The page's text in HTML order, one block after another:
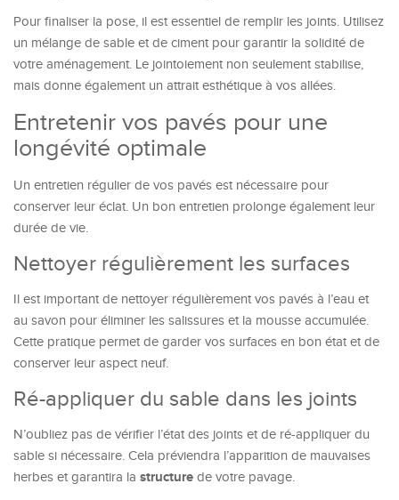
Pour finaliser la pose, il est essentiel de remplir les joints. Utilisez
un mélange de sable et de ciment pour garantir la solidité de
votre aménagement. Le jointoiement non seulement stabilise,
mais donne également un attrait esthétique à vos allées.
Entretenir vos pavés pour une
longévité optimale
Un entretien régulier de vos pavés est nécessaire pour
conserver leur éclat. Un bon entretien prolonge également leur
durée de vie.
Nettoyer régulièrement les surfaces
Il est important de nettoyer régulièrement vos pavés à l’eau et
au savon pour éliminer les salissures et la mousse accumulée.
Cette pratique permet de garder vos surfaces en bon état et de
conserver leur aspect neuf.
Ré-appliquer du sable dans les joints
N’oubliez pas de vérifier l’état des joints et de ré-appliquer du
sable si nécessaire. Cela préviendra l’apparition de mauvaises
herbes et garantira la structure de votre pavage.